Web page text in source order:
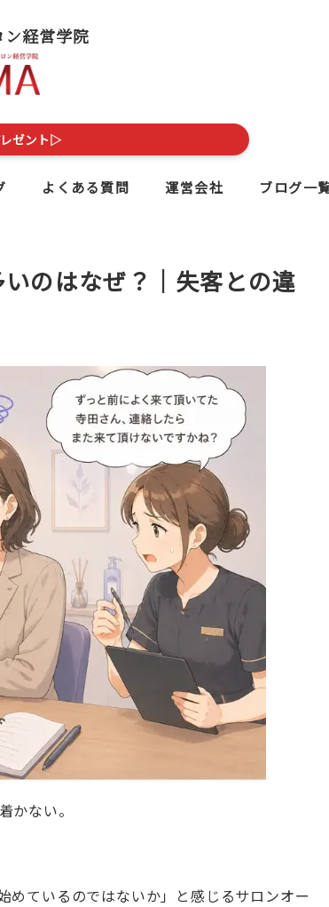
ン経営学院
ゼント▷
よくある質問 運営会社 ブログ一
のはなぜ？｜失客との違
かない。
めているのではないか」と感じるサロンオー